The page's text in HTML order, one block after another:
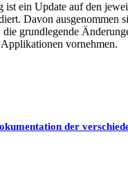
ist ein Update auf den
Davon ausgenommen
die grundlegende
vornehmen.
der